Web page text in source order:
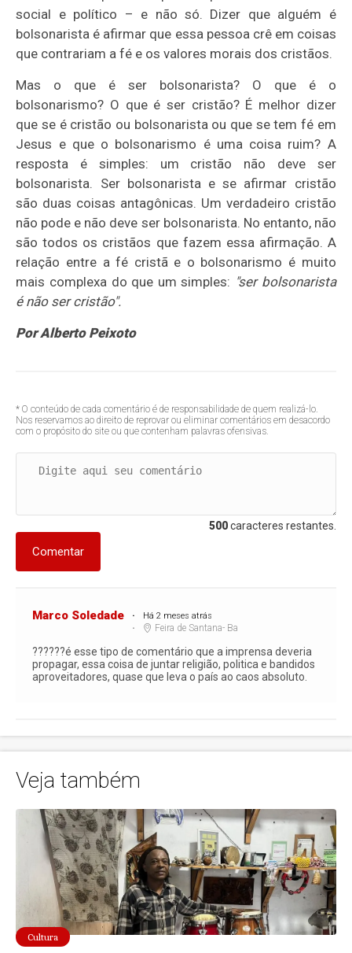
social e político – e não só. Dizer que alguém é
bolsonarista é afirmar que essa pessoa crê em coisas
que contrariam a fé e os valores morais dos cristãos.
Mas o que é ser bolsonarista? O que é o
bolsonarismo? O que é ser cristão? É melhor dizer
que se é cristão ou bolsonarista ou que se tem fé em
Jesus e que o bolsonarismo é uma coisa ruim? A
resposta é simples: um cristão não deve ser
bolsonarista. Ser bolsonarista e se afirmar cristão
são duas coisas antagônicas. Um verdadeiro cristão
não pode e não deve ser bolsonarista. No entanto, não
são todos os cristãos que fazem essa afirmação. A
relação entre a fé cristã e o bolsonarismo é muito
mais complexa do que um simples: "ser bolsonarista
é não ser cristão".
Por Alberto Peixoto
* O conteúdo de cada comentário é de responsabilidade de quem realizá-lo.
Nos reservamos ao direito de reprovar ou eliminar comentários em desacordo
com o propósito do site ou que contenham palavras ofensivas.
500caracteres restantes.
Comentar
Marco Soledade Há 2 meses atrás
Feira de Santana- Ba
??????é esse tipo de comentário que a imprensa deveria
propagar, essa coisa de juntar religião, politica e bandidos
aproveitadores, quase que leva o país ao caos absoluto.
Veja também
Cultura